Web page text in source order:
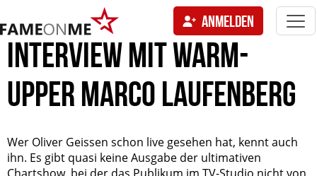
ANMELDEN
INTERVIEW MIT WARM-
UPPER MARCO LAUFENBERG
Wer Oliver Geissen schon live gesehen hat, kennt auch
ihn. Es gibt quasi keine Ausgabe der ultimativen